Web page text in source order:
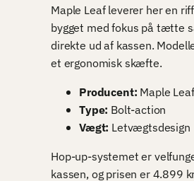
Maple Leaf leverer her en
bygget med fokus på tætte
direkte ud af kassen.
et ergonomisk skæfte.
Producent: Maple Leaf
Type: Bolt-action
Vægt: Letvægtsdesign
Hop-up-systemet er
kassen, og prisen er 4.899